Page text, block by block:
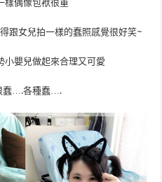
樣偶像包袱很重
跟女兒拍一樣的蠢照感覺很好笑~
嬰兒做起來合理又可愛
蠢….各種蠢….